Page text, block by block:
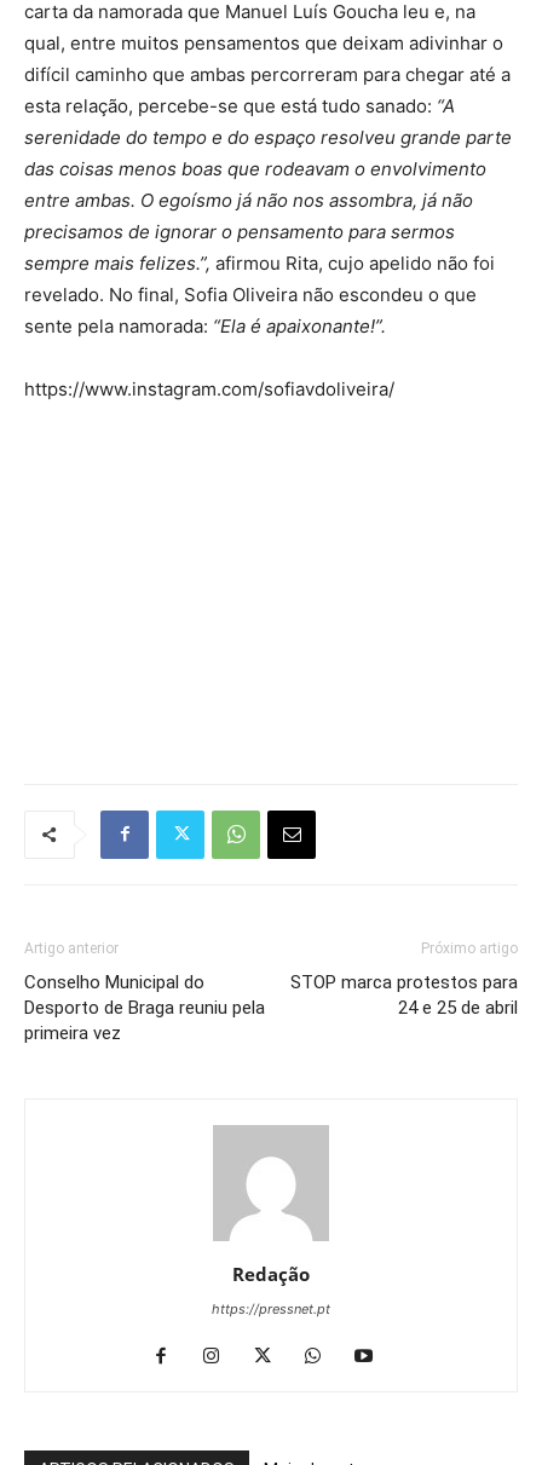
carta da namorada que Manuel Luís Goucha leu e, na
qual, entre muitos pensamentos que deixam adivinhar o
difícil caminho que ambas percorreram para chegar até a
esta relação, percebe-se que está tudo sanado: “A
serenidade do tempo e do espaço resolveu grande parte
das coisas menos boas que rodeavam o envolvimento
entre ambas. O egoísmo já não nos assombra, já não
precisamos de ignorar o pensamento para sermos
sempre mais felizes.”, afirmou Rita, cujo apelido não foi
revelado. No final, Sofia Oliveira não escondeu o que
sente pela namorada: “Ela é apaixonante!”.
https://www.instagram.com/sofiavdoliveira/
Artigo anterior
Conselho Municipal do
Desporto de Braga reuniu pela
primeira vez
Próximo artigo
STOP marca protestos para
24 e 25 de abril
Redação
https://pressnet.pt